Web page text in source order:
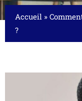
Accueil »
?